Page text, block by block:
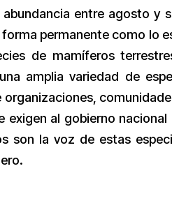
entre agosto y
forma permanente como lo
de mamíferos
amplia variedad de
exigen al gobierno
son la voz de estas